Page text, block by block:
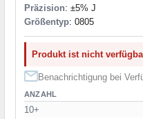
Präzision: ±5% J
Größentyp: 0805
Produkt ist nicht
Benachrichtigung bei
ANZAHL
10+